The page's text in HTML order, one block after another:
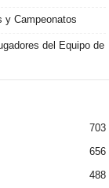
y Campeonatos
del Equipo de
703
656
488